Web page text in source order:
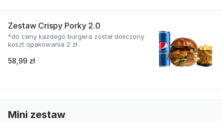
Zestaw Crispy Porky 2.0
*do ceny każdego burgera został doliczony
koszt opakowania 2 zł
58,99 zł
Mini zestaw